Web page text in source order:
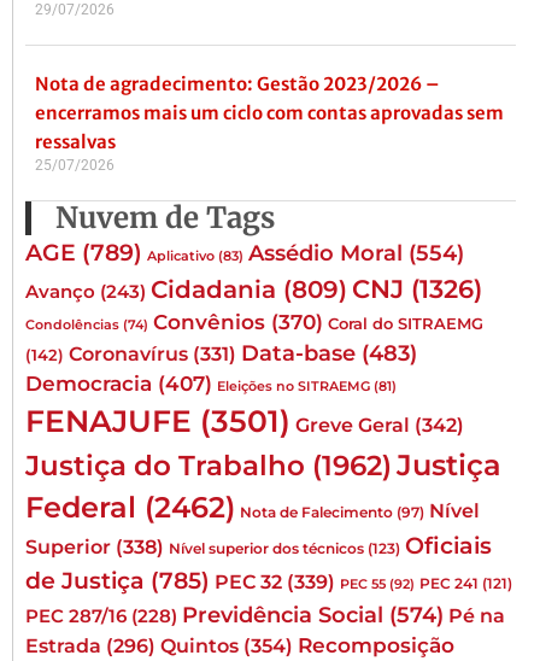
29/07/2026
Nota de agradecimento: Gestão 2023/2026 –
encerramos mais um ciclo com contas aprovadas sem
ressalvas
25/07/2026
Nuvem de Tags
AGE (789) Aplicativo (83) Assédio Moral (554)
Avanço (243) Cidadania (809) CNJ (1326)
Condolências (74) Convênios (370) Coral do SITRAEMG
(142) Coronavírus (331) Data-base (483)
Democracia (407) Eleições no SITRAEMG (81)
FENAJUFE (3501) Greve Geral (342)
Justiça do Trabalho (1962) Justiça
Federal (2462) Nota de Falecimento (97) Nível
Superior (338) Nível superior dos técnicos (123) Oficiais
de Justiça (785) PEC 32 (339) PEC 55 (92) PEC 241 (121)
PEC 287/16 (228) Previdência Social (574) Pé na
Estrada (296) Quintos (354) Recomposição